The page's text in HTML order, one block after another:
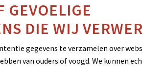
GEVOELIGE
DIE WIJ
gegevens te verzamelen over
van ouders of voogd. We kunnen